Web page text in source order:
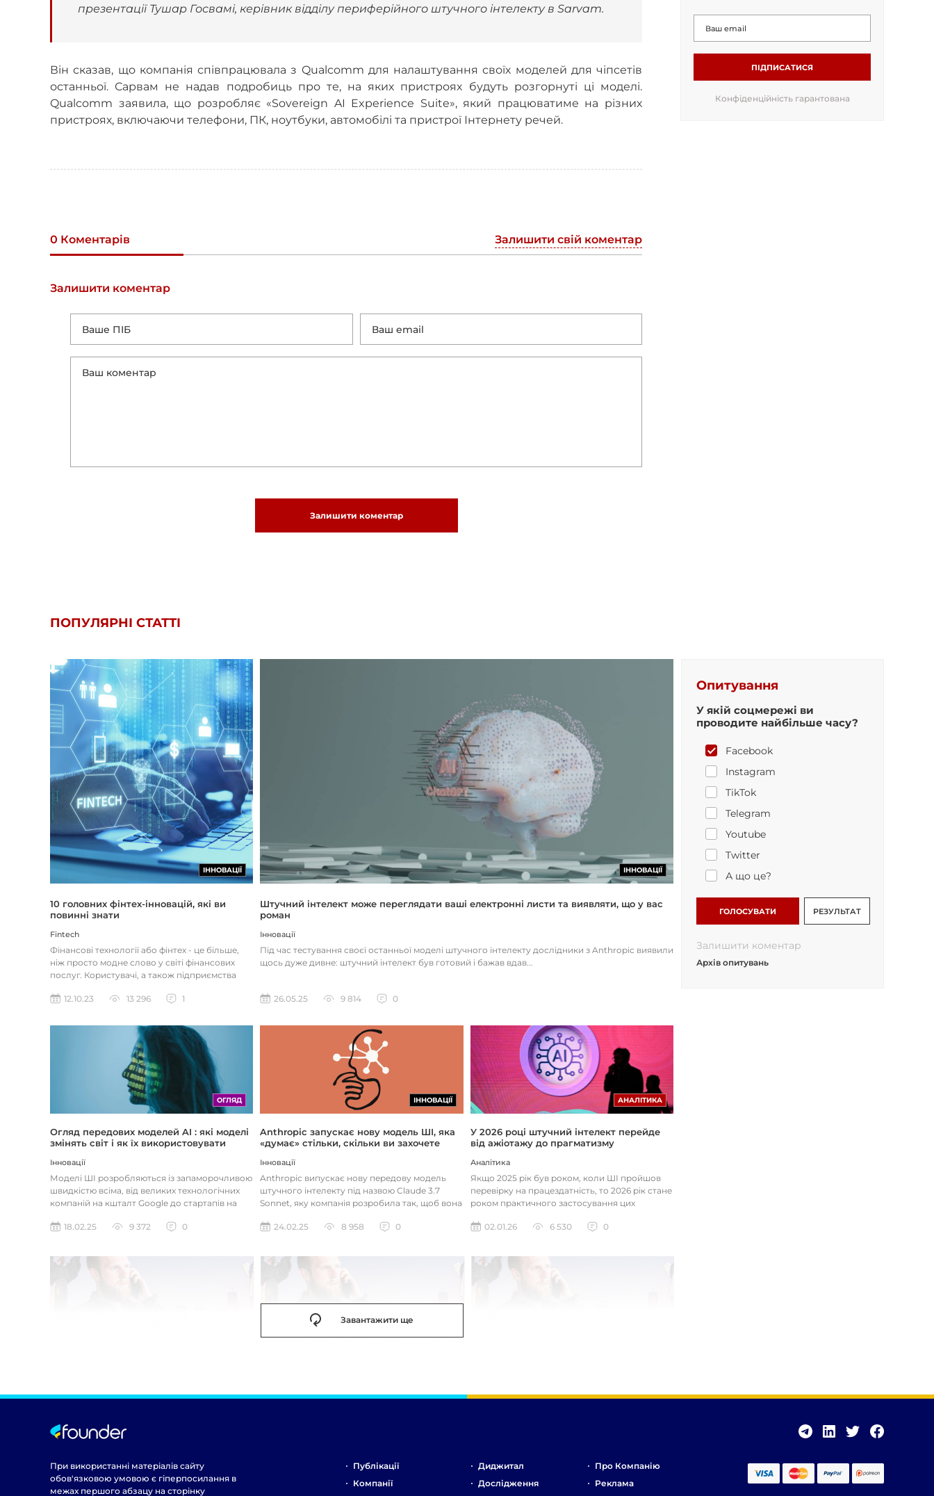
презентації Тушар Госвамі, керівник відділу периферійного штучного інтелекту в Sarvam.
Він сказав, що компанія співпрацювала з Qualcomm для налаштування своїх моделей для чіпсетів
останньої. Сарвам не надав подробиць про те, на яких пристроях будуть розгорнуті ці моделі.
Qualcomm заявила, що розробляє «Sovereign AI Experience Suite», який працюватиме на різних
пристроях, включаючи телефони, ПК, ноутбуки, автомобілі та пристрої Інтернету речей.
0 Коментарів Залишити свій коментар
Залишити коментар
Залишити коментар
ПІДПИСАТИСЯ
Конфіденційність гарантована
ПОПУЛЯРНІ СТАТТІ
ІННОВАЦІЇ
10 головних фінтех-інновацій, які ви
повинні знати
Fintech
Фінансові технології або фінтех - це більше,
ніж просто модне слово у світі фінансових
послуг. Користувачі, а також підприємства
12.10.23
13 296 1
ІННОВАЦІЇ
Штучний інтелект може переглядати ваші електронні листи та виявляти, що у вас
роман
Інновації
Під час тестування своєї останньої моделі штучного інтелекту дослідники з Anthropic виявили
щось дуже дивне: штучний інтелект був готовий і бажав вдав...
26.05.25 9 814 0
ОГЛЯД
Огляд передових моделей AI : які моделі
змінять світ і як їх використовувати
Інновації
Моделі ШІ розробляються із запаморочливою
швидкістю всіма, від великих технологічних
компаній на кшталт Google до стартапів на
18.02.25
9 372 0
ІННОВАЦІЇ
Anthropic запускає нову модель ШІ, яка
«думає» стільки, скільки ви захочете
Інновації
Anthropic випускає нову передову модель
штучного інтелекту під назвою Claude 3.7
Sonnet, яку компанія розробила так, щоб вона
24.02.25
8 958 0
АНАЛІТИКА
У 2026 році штучний інтелект перейде
від ажіотажу до прагматизму
Аналітика
Якщо 2025 рік був роком, коли ШІ пройшов
перевірку на працездатність, то 2026 рік стане
роком практичного застосування цих
02.01.26
6 530 0
Завантажити ще
Опитування
У якій соцмережі ви
проводите найбільше часу?
Facebook
Instagram
TikTok
Telegram
Youtube
Twitter
А що це?
ГОЛОСУВАТИ РЕЗУЛЬТАТ
Залишити коментар
Архів опитувань
При використанні матеріалів сайту
обов'язковою умовою є гіперпосилання в
межах першого абзацу на сторінку
Публікації
Компанії
Диджитал
Дослідження
Про Компанію
Реклама